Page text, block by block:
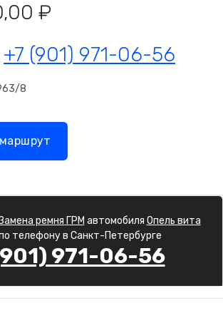
₽
+7 (901) 971-06-56
8
ремня ГРМ автомобиля Опель вита
телефону в Санкт-Петербурге
971-06-56